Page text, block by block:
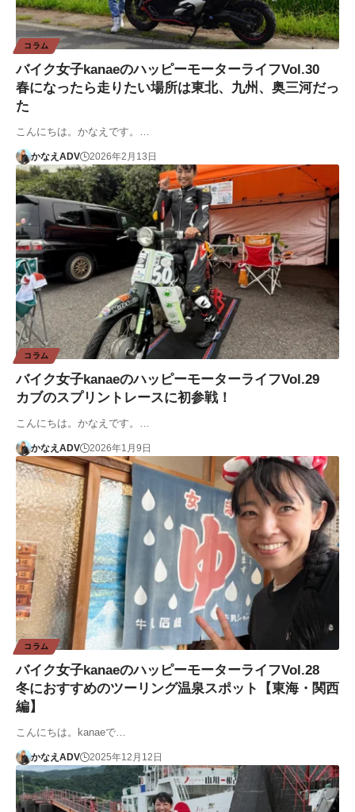
コラム
バイク女子kanaeのハッピーモーターライフVol.30
春になったら走りたい場所は東北、九州、奥三河だっ
た
こんにちは。かなえです。…
かなえADV 2026年2月13日
コラム
バイク女子kanaeのハッピーモーターライフVol.29
カブのスプリントレースに初参戦！
こんにちは。かなえです。…
かなえADV 2026年1月9日
コラム
バイク女子kanaeのハッピーモーターライフVol.28
冬におすすめのツーリング温泉スポット【東海・関西
編】
こんにちは。kanaeで…
かなえADV 2025年12月12日